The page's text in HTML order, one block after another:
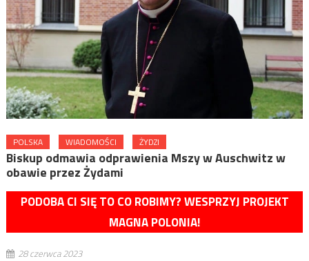
POLSKA WIADOMOŚCI ŻYDZI
Biskup odmawia odprawienia Mszy w Auschwitz w
obawie przez Żydami
PODOBA CI SIĘ TO CO ROBIMY? WESPRZYJ PROJEKT
MAGNA POLONIA!
28 czerwca 2023